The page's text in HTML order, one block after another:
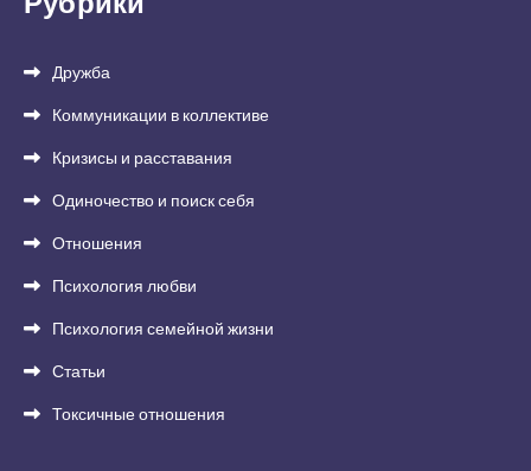
Дружба
Коммуникации в коллективе
Кризисы и расставания
Одиночество и поиск себя
Отношения
Психология любви
Психология семейной жизни
Статьи
Токсичные отношения